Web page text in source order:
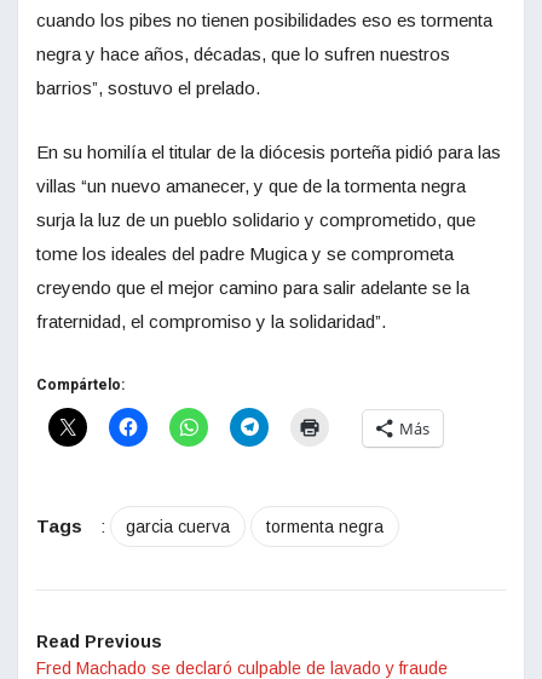
cuando los pibes no tienen posibilidades eso es tormenta
negra y hace años, décadas, que lo sufren nuestros
barrios”, sostuvo el prelado.
En su homilía el titular de la diócesis porteña pidió para las
villas “un nuevo amanecer, y que de la tormenta negra
surja la luz de un pueblo solidario y comprometido, que
tome los ideales del padre Mugica y se comprometa
creyendo que el mejor camino para salir adelante se la
fraternidad, el compromiso y la solidaridad”.
Compártelo:
Más
Tags : garcia cuerva tormenta negra
Read Previous
Fred Machado se declaró culpable de lavado y fraude